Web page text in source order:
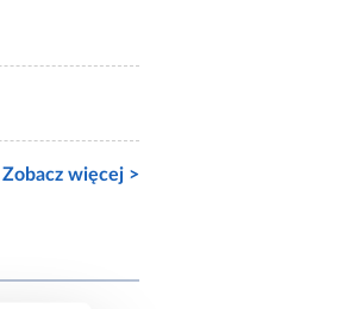
Zobacz więcej >